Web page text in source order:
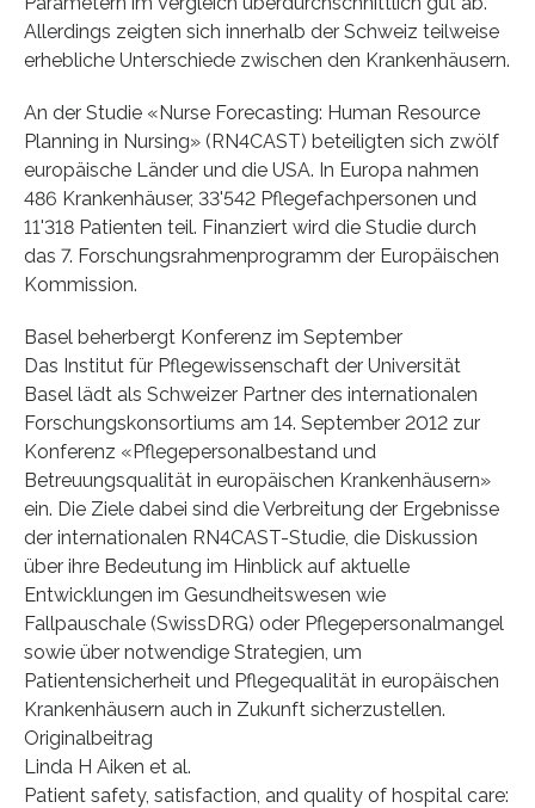
Allerdings zeigten sich innerhalb der Schweiz teilweise
erhebliche Unterschiede zwischen den Krankenhäusern.
An der Studie «Nurse Forecasting: Human Resource
Planning in Nursing» (RN4CAST) beteiligten sich zwölf
europäische Länder und die USA. In Europa nahmen
486 Krankenhäuser, 33'542 Pflegefachpersonen und
11'318 Patienten teil. Finanziert wird die Studie durch
das 7. Forschungsrahmenprogramm der Europäischen
Kommission.
Basel beherbergt Konferenz im September
Das Institut für Pflegewissenschaft der Universität
Basel lädt als Schweizer Partner des internationalen
Forschungskonsortiums am 14. September 2012 zur
Konferenz «Pflegepersonalbestand und
Betreuungsqualität in europäischen Krankenhäusern»
ein. Die Ziele dabei sind die Verbreitung der Ergebnisse
der internationalen RN4CAST-Studie, die Diskussion
über ihre Bedeutung im Hinblick auf aktuelle
Entwicklungen im Gesundheitswesen wie
Fallpauschale (SwissDRG) oder Pflegepersonalmangel
sowie über notwendige Strategien, um
Patientensicherheit und Pflegequalität in europäischen
Krankenhäusern auch in Zukunft sicherzustellen.
Originalbeitrag
Linda H Aiken et al.
Patient safety, satisfaction, and quality of hospital care: